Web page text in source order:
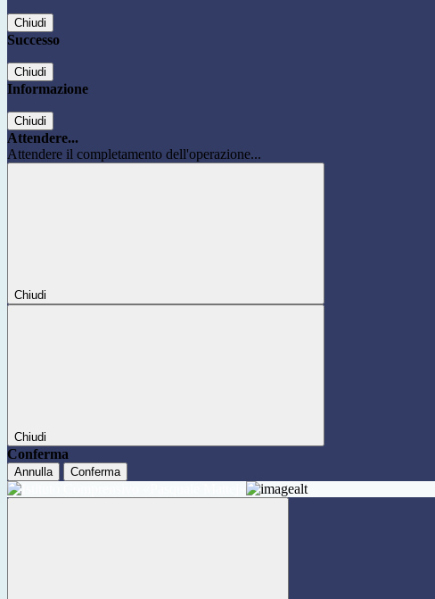
Chiudi
Successo
Chiudi
Informazione
Chiudi
Attendere...
Attendere il completamento dell'operazione...
Chiudi
Chiudi
Conferma
Annulla Conferma